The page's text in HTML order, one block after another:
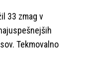
33 zmag v
Tekmovalno